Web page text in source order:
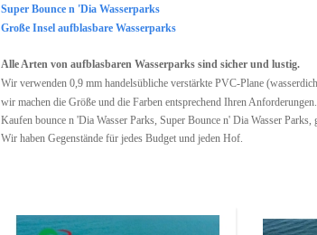
Super Bounce n 'Dia Wasserparks
Große Insel aufblasbare Wasserparks
Alle Arten von aufblasbaren Wasserparks sind sicher und lustig.
Wir verwenden 0,9 mm handelsübliche verstärkte PVC-Plane
wir machen die Größe und die Farben entsprechend Ihren Anforderungen.
Kaufen bounce n 'Dia Wasser Parks, Super Bounce n' Dia Wasser
Wir haben Gegenstände für jedes Budget und jeden Hof.